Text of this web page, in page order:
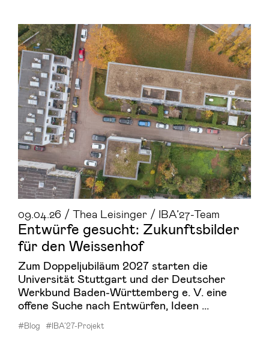
09.04.26 / Thea Leisinger / IBA’27-Team
Ent­wür­fe ge­sucht: Zu­kunfts­bil­der
für den Weis­sen­hof
Zum Doppeljubiläum 2027 starten die
Universität Stuttgart und der Deutscher
Werkbund Baden-Württemberg e. V. eine
offene Suche nach Entwürfen, Ideen ...
#Blog #IBA’27-Projekt